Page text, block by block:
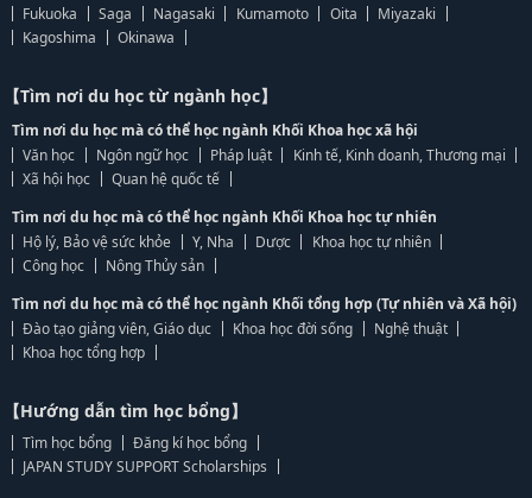
Fukuoka
Saga Nagasaki Kumamoto Oita
Miyazaki
Kagoshima
Okinawa
【Tìm nơi du học từ ngành học】
Tìm nơi du học mà có thể học ngành Khối Khoa học xã hội
Văn học
Ngôn ngữ học Pháp luật
Kinh tế, Kinh doanh, Thương mại
Xã hội học
Quan hệ quốc tế
Tìm nơi du học mà có thể học ngành Khối Khoa học tự nhiên
Hộ lý, Bảo vệ sức khỏe
Y, Nha Dược
Khoa học tự nhiên
Công học
Nông Thủy sản
Tìm nơi du học mà có thể học ngành Khối tổng hợp (Tự nhiên và Xã hội)
Đào tạo giảng viên, Giáo dục
Khoa học đời sống
Nghệ thuật
Khoa học tổng hợp
【Hướng dẫn tìm học bổng】
Tìm học bổng
Đăng kí học bổng
JAPAN STUDY SUPPORT Scholarships